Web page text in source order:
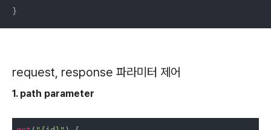
}
request, response 파라미터 제어
1. path parameter